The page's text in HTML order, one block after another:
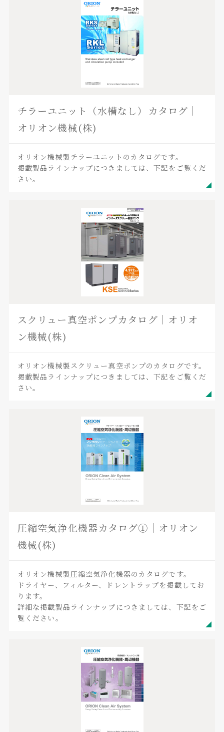
チラーユニット（水槽なし）カタログ｜
オリオン機械(株)
オリオン機械製チラーユニットのカタログです。
掲載製品ラインナップにつきましては、下記をご覧くだ
さい。
スクリュー真空ポンプカタログ｜オリオ
ン機械(株)
オリオン機械製スクリュー真空ポンプのカタログです。
掲載製品ラインナップにつきましては、下記をご覧くだ
さい。
圧縮空気浄化機器カタログ①｜オリオン
機械(株)
オリオン機械製圧縮空気浄化機器のカタログです。
ドライヤー、フィルター、ドレントラップを掲載してお
ります。
詳細な掲載製品ラインナップにつきましては、下記をご
覧ください。